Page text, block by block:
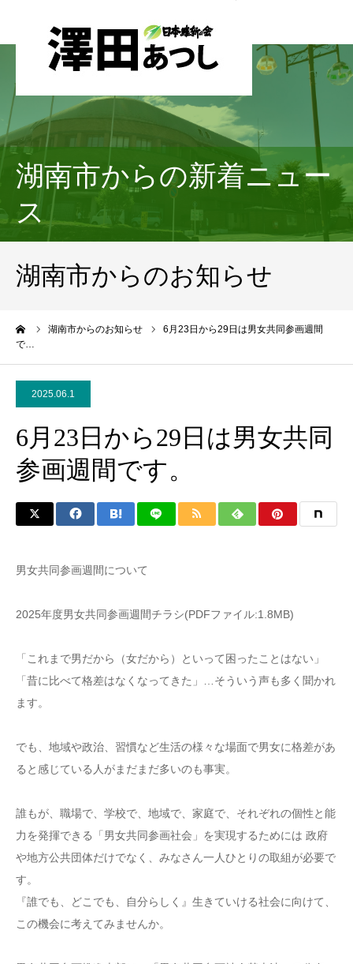
湖南市からの新着ニュー
ス
湖南市からのお知らせ
湖南市からのお知らせ
6月23日から29日は男女共同参画週間
で…
2025.06.1
6月23日から29日は男女共同
参画週間です。
男女共同参画週間について
2025年度男女共同参画週間チラシ(PDFファイル:1.8MB)
「これまで男だから（女だから）といって困ったことはない」
「昔に比べて格差はなくなってきた」…そういう声も多く聞かれ
ます。
でも、地域や政治、習慣など生活の様々な場面で男女に格差があ
ると感じている人がまだまだ多いのも事実。
誰もが、職場で、学校で、地域で、家庭で、それぞれの個性と能
力を発揮できる「男女共同参画社会」を実現するためには 政府
や地方公共団体だけでなく、みなさん一人ひとりの取組が必要で
す。
『誰でも、どこでも、自分らしく』生きていける社会に向けて、
この機会に考えてみませんか。